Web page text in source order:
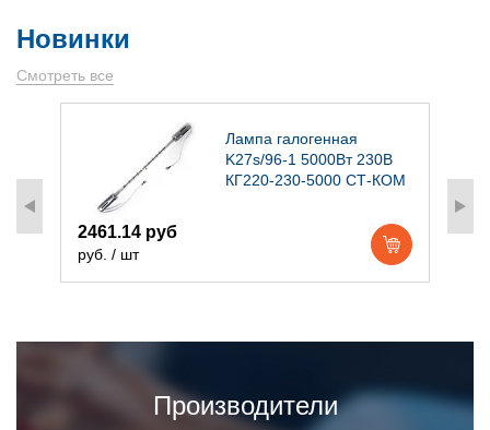
Новинки
Смотреть все
Лампа галогенная
K27s/96-1 5000Вт 230В
КГ220-230-5000 СТ-КОМ
2461.14 руб
руб. / шт
Производители